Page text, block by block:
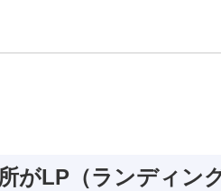
がLP（ランディン